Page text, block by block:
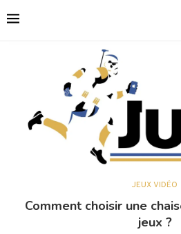
JEUX VIDÉO
Comment choisir une
jeux ?